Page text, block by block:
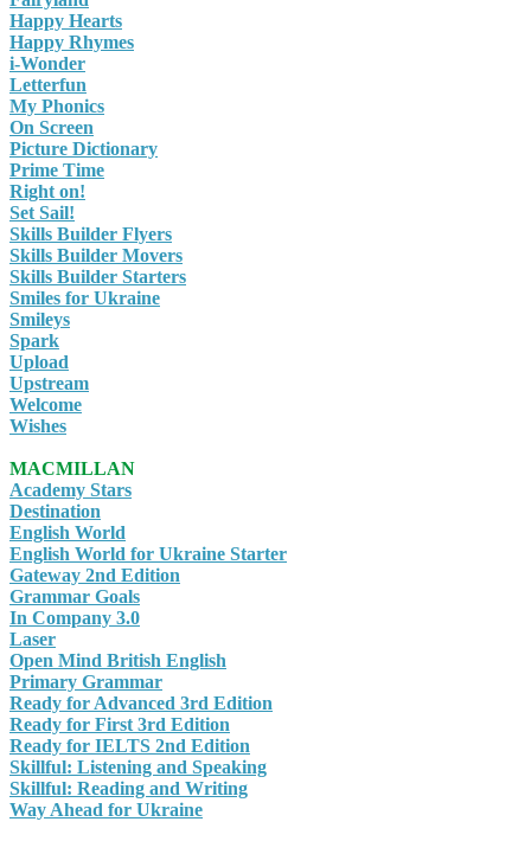
Happy Hearts
Happy Rhymes
i-Wonder
Letterfun
My Phonics
On Screen
Picture Dictionary
Prime Time
Right on!
Set Sail!
Skills Builder Flyers
Skills Builder Movers
Skills Builder Starters
Smiles for Ukraine
Smileys
Spark
Upload
Upstream
Welcome
Wishes
MACMILLAN
Academy Stars
Destination
English World
English World for Ukraine Starter
Gateway 2nd Edition
Grammar Goals
In Company 3.0
Laser
Open Mind British English
Primary Grammar
Ready for Advanced 3rd Edition
Ready for First 3rd Edition
Ready for IELTS 2nd Edition
Skillful: Listening and Speaking
Skillful: Reading and Writing
Way Ahead for Ukraine